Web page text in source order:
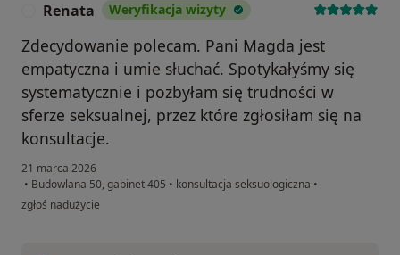
Renata Weryfikacja wizyty
Zdecydowanie polecam. Pani Magda jest
empatyczna i umie słuchać. Spotykałyśmy się
systematycznie i pozbyłam się trudności w
sferze seksualnej, przez które zgłosiłam się na
konsultacje.
21 marca 2026
• Budowlana 50, gabinet 405 • konsultacja seksuologiczna •
w opinii użytkownika Renata
zgłoś nadużycie